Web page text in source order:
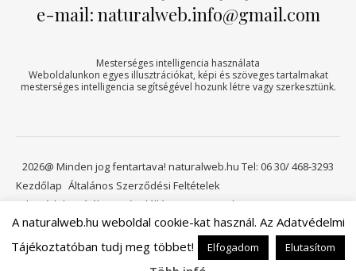
e-mail: naturalweb.info@gmail.com
Mesterséges intelligencia használata
Weboldalunkon egyes illusztrációkat, képi és szöveges tartalmakat
mesterséges intelligencia segítségével hozunk létre vagy szerkesztünk.
2026@ Minden jog fentartava! naturalweb.hu Tel: 06 30/ 468-3293
Kezdőlap Általános Szerződési Feltételek
Adatvédelmi tájékoztató
Elállási jog
Kapcsolat
Viszonteladóknak Kosár
Ashe a sablont készítette:WP Royal.
A naturalweb.hu weboldal cookie-kat használ. Az Adatvédelmi
Tájékoztatóban tudj meg többet!
Elfogadom Elutasítom